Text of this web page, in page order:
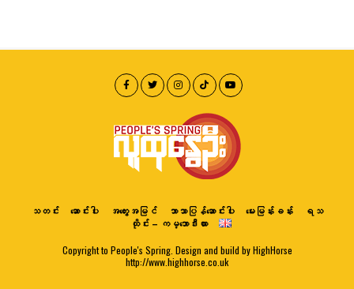
သတင်း ဆောင်းပါး အတွေးအမြင် ဘာသာပြန်ဆောင်းပါး မေးမြန်းခန်း
ရသ
ထိုင်း – ကမ္ဘောဒီးယား
Copyright to People's Spring. Design and build by HighHorse
http://www.highhorse.co.uk